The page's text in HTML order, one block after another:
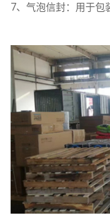
7、气泡信封：用于包